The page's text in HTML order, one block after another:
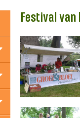
Festival van